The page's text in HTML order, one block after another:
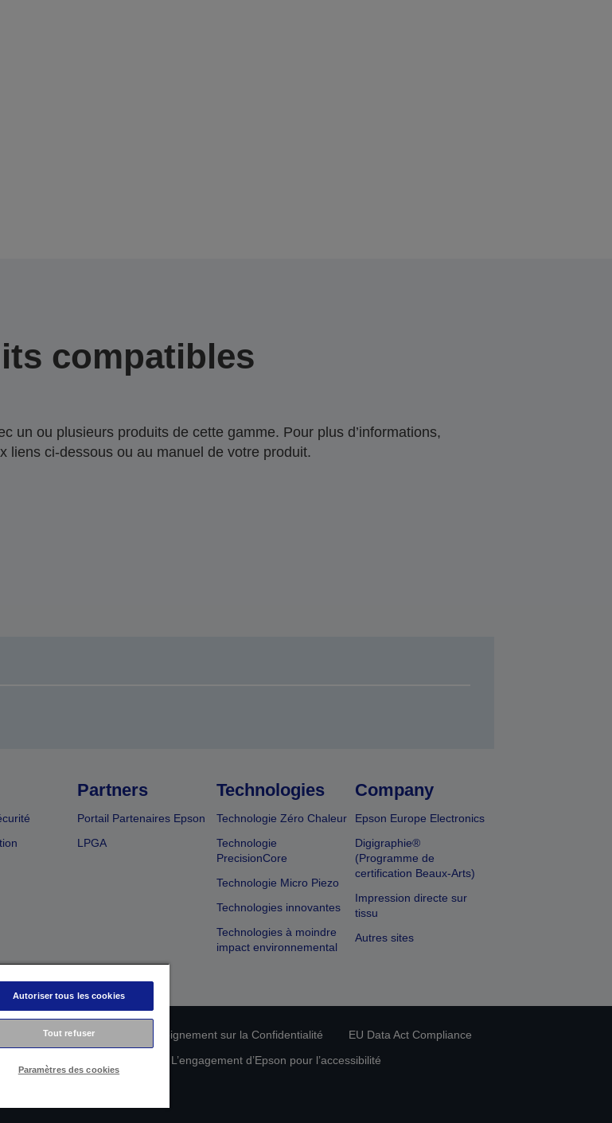
compatibles
un ou plusieurs produits de cette gamme. Pour plus d’informations,
liens ci-dessous ou au manuel de votre produit.
Partners
Portail Partenaires Epson
LPGA
Technologies
Technologie Zéro Chaleur
Technologie
PrecisionCore
Technologie Micro Piezo
Technologies innovantes
Technologies à moindre
impact environnemental
Company
Epson Europe Electronics
Digigraphie®
(Programme de
certification Beaux-Arts)
Impression directe sur
tissu
Autres sites
Déclaration de Renseignement sur la Confidentialité
EU Data Act Compliance
L’engagement d’Epson pour l’accessibilité
Autoriser tous les cookies
Tout refuser
Paramètres des cookies